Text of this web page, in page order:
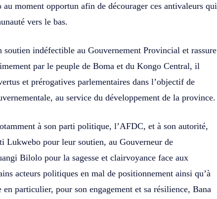
au moment opportun afin de décourager ces antivaleurs qui
vers le bas.
indéfectible au Gouvernement Provincial et rassure
par le peuple de Boma et du Kongo Central, il
et prérogatives parlementaires dans l’objectif de
au service du développement de la province.
à son parti politique, l’AFDC, et à son autorité,
Lukwebo pour leur soutien, au Gouverneur de
Bilolo pour la sagesse et clairvoyance face aux
acteurs politiques en mal de positionnement ainsi qu’à
particulier, pour son engagement et sa résilience, Bana